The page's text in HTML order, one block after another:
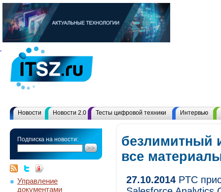
Новости Новости 2.0 Тесты цифровой техники Интервью
Подписка на новости:
Управление
документами
безлимитный
все
27.10.2014 PTC